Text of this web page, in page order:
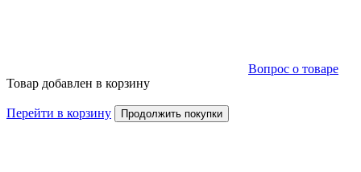
Вопрос о товаре
Товар добавлен в корзину
Перейти в корзину Продолжить покупки